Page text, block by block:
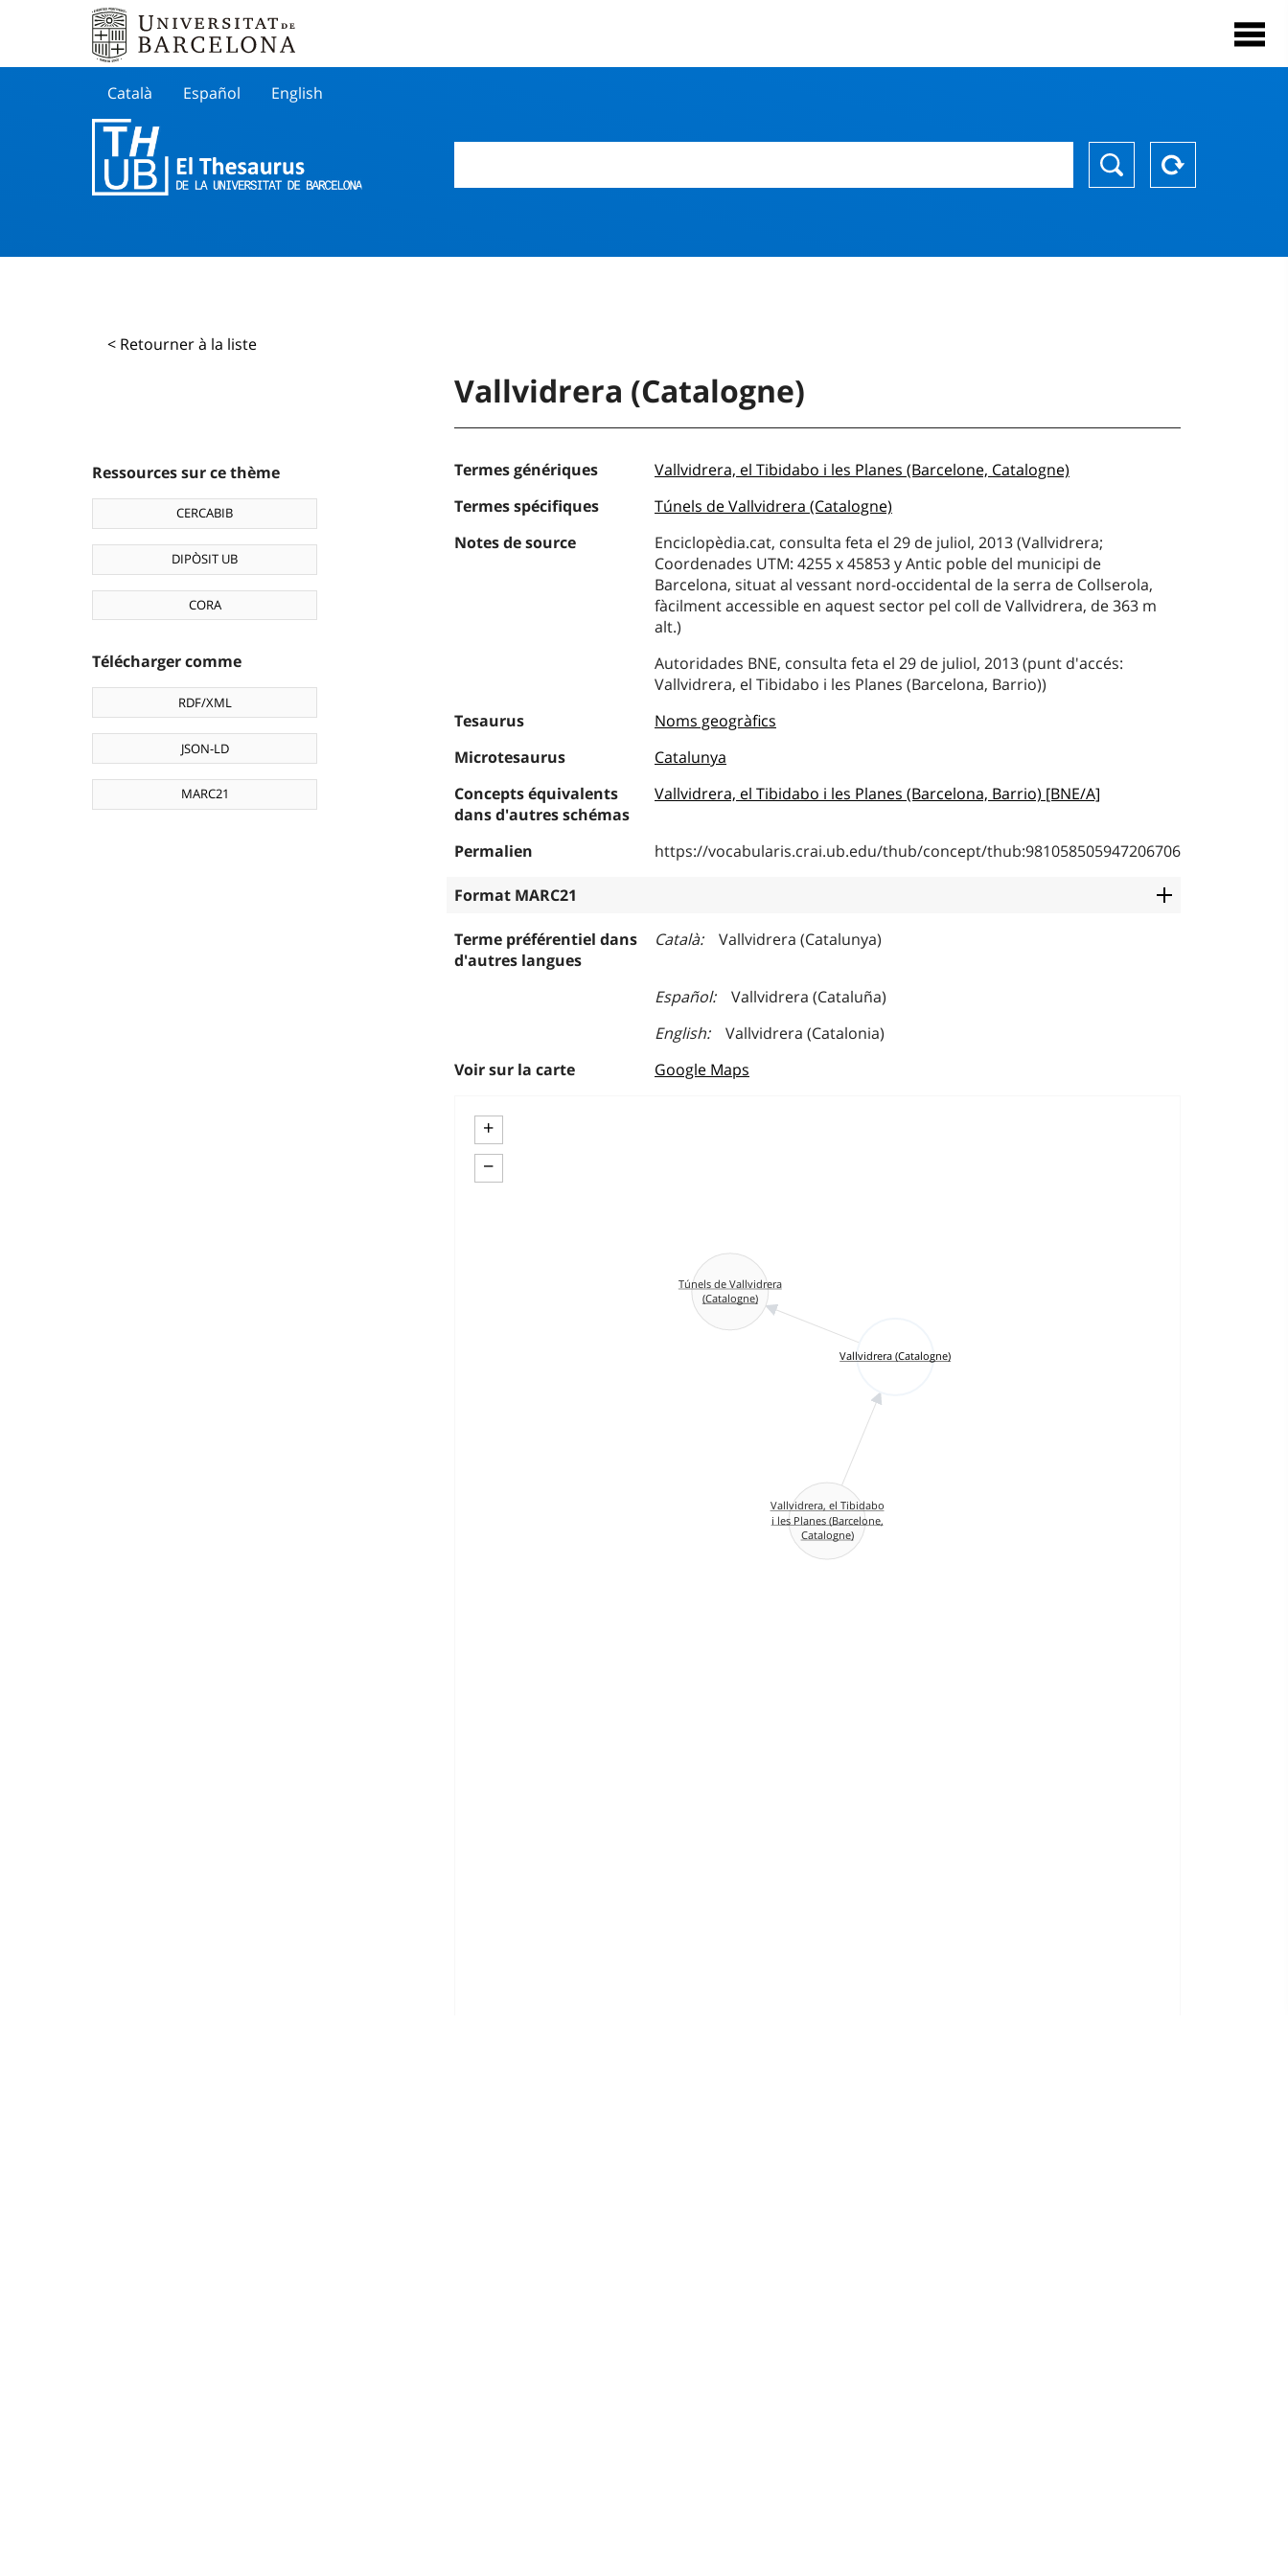
Català Español English
< Retourner à la liste
Ressources sur ce thème
CERCABIB
DIPÒSIT UB
CORA
Télécharger comme
RDF/XML
JSON-LD
MARC21
Vallvidrera (Catalogne)
Termes génériques
Vallvidrera, el Tibidabo i les Planes (Barcelone, Catalogne)
Termes spécifiques
Túnels de Vallvidrera (Catalogne)
Notes de source
Enciclopèdia.cat, consulta feta el 29 de juliol, 2013 (Vallvidrera;
Coordenades UTM: 4255 x 45853 y Antic poble del municipi de
Barcelona, situat al vessant nord-occidental de la serra de Collserola,
fàcilment accessible en aquest sector pel coll de Vallvidrera, de 363 m
alt.)
Autoridades BNE, consulta feta el 29 de juliol, 2013 (punt d'accés:
Vallvidrera, el Tibidabo i les Planes (Barcelona, Barrio))
Tesaurus
Noms geogràfics
Microtesaurus
Catalunya
Concepts équivalents
dans d'autres schémas
Vallvidrera, el Tibidabo i les Planes (Barcelona, Barrio) [BNE/A]
Permalien https://vocabularis.crai.ub.edu/thub/concept/thub:981058505947206706
Format MARC21
Terme préférentiel dans
d'autres langues
Català Vallvidrera (Catalunya)
Español
Vallvidrera (Cataluña)
English
Vallvidrera (Catalonia)
Voir sur la carte
Google Maps
+
−
Vallvidrera (Catalogne)
Vallvidrera, el Tibidabo
i les Planes (Barcelone,
Catalogne)
Túnels de Vallvidrera
(Catalogne)